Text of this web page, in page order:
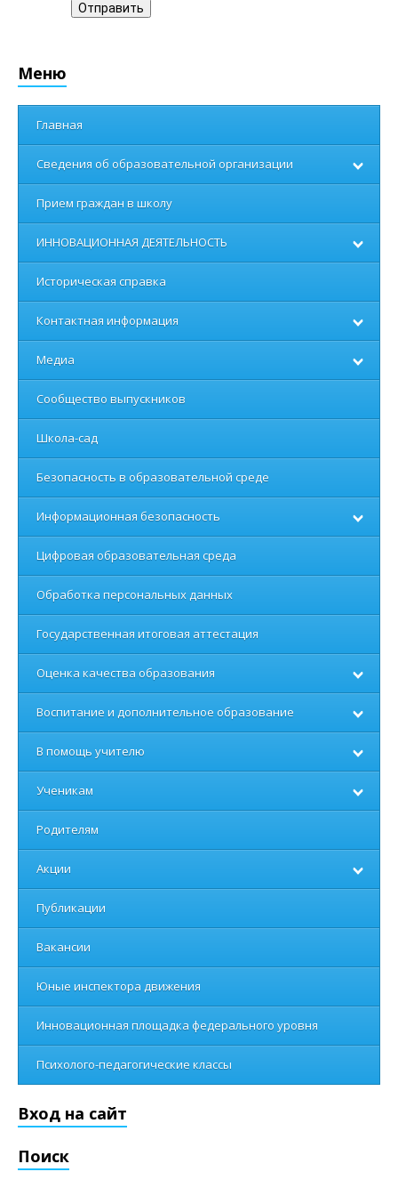
Отправить
Меню
Главная
Сведения об образовательной организации
Прием граждан в школу
ИННОВАЦИОННАЯ ДЕЯТЕЛЬНОСТЬ
Историческая справка
Контактная информация
Медиа
Сообщество выпускников
Школа-сад
Безопасность в образовательной среде
Информационная безопасность
Цифровая образовательная среда
Обработка персональных данных
Государственная итоговая аттестация
Оценка качества образования
Воспитание и дополнительное образование
В помощь учителю
Ученикам
Родителям
Акции
Публикации
Вакансии
Юные инспектора движения
Инновационная площадка федерального уровня
Психолого-педагогические классы
Вход на сайт
Поиск